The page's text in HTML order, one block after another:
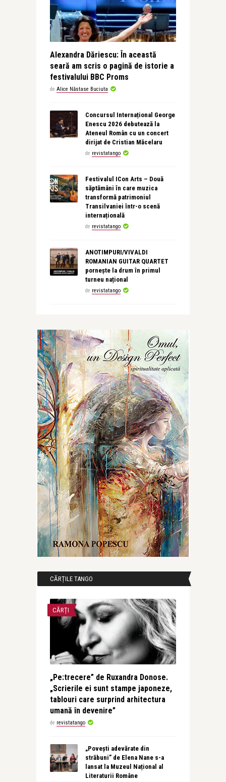
Alexandra Dăriescu: În această
seară am scris o pagină de istorie a
festivalului BBC Proms
de Alice Năstase Buciuta
Concursul Internațional George
Enescu 2026 debutează la
Ateneul Român cu un concert
dirijat de Cristian Măcelaru
de revistatango
Festivalul ICon Arts – Două
săptămâni în care muzica
transformă patrimoniul
Transilvaniei într-o scenă
internațională
de revistatango
ANOTIMPURI/VIVALDI
ROMANIAN GUITAR QUARTET
pornește la drum în primul
turneu național
de revistatango
CĂRȚILE TANGO
CĂRȚI
„Pe:trecere” de Ruxandra Donose.
„Scrierile ei sunt stampe japoneze,
tablouri care surprind arhitectura
umană în devenire”
de revistatango
„Povești adevărate din
străbuni” de Elena Nane s-a
lansat la Muzeul Național al
Literaturii Române